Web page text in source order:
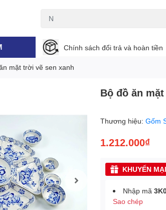
Chính sách đổi trả và hoàn tiền
mặt trời vẽ sen xanh
Bộ đồ ăn
Thương hiệu:Gốm
1.212.000₫
KHUYẾN
Nhập mã
Sao chép